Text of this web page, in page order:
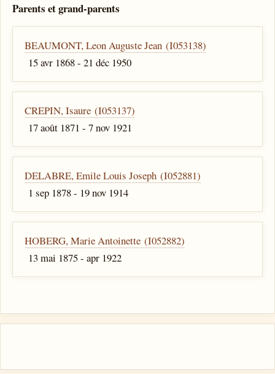
Parents et grand-parents
BEAUMONT, Leon Auguste Jean (I053138)
15 avr 1868 - 21 déc 1950
CREPIN, Isaure (I053137)
17 août 1871 - 7 nov 1921
DELABRE, Emile Louis Joseph (I052881)
1 sep 1878 - 19 nov 1914
HOBERG, Marie Antoinette (I052882)
13 mai 1875 - apr 1922